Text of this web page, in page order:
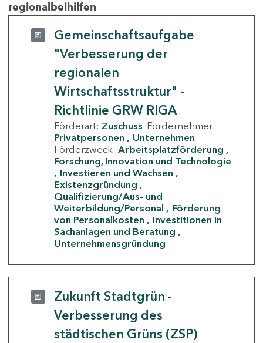
regionalbeihilfen
Gemeinschaftsaufgabe
"Verbesserung der
regionalen
Wirtschaftsstruktur" -
Richtlinie GRW RIGA
Förderart: Zuschuss Fördernehmer:
Privatpersonen
Unternehmen
Förderzweck: Arbeitsplatzförderung
Forschung, Innovation und Technologie
Investieren und Wachsen
Existenzgründung
Qualifizierung/Aus- und
Weiterbildung/Personal
Förderung
von Personalkosten
Investitionen in
Sachanlagen und Beratung
Unternehmensgründung
Zukunft Stadtgrün -
Verbesserung des
städtischen Grüns (ZSP)